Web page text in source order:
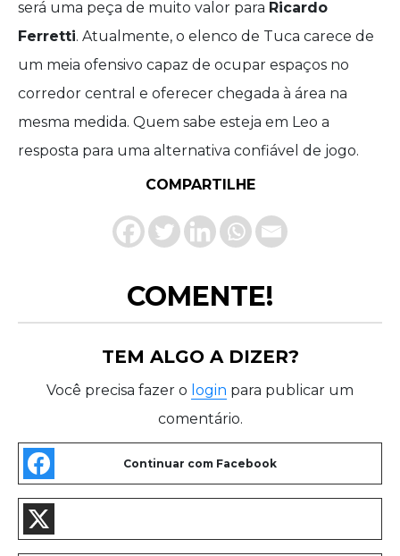
será uma peça de muito valor para Ricardo
Ferretti. Atualmente, o elenco de Tuca carece de
um meia ofensivo capaz de ocupar espaços no
corredor central e oferecer chegada à área na
mesma medida. Quem sabe esteja em Leo a
resposta para uma alternativa confiável de jogo.
COMPARTILHE
COMENTE!
TEM ALGO A DIZER?
Você precisa fazer o login para publicar um
comentário.